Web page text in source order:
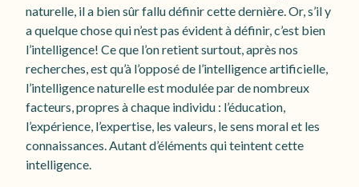
naturelle, il a bien sûr fallu définir cette dernière. Or, s’il y
a quelque chose qui n’est pas évident à définir, c’est bien
l’intelligence! Ce que l’on retient surtout, après nos
recherches, est qu’à l’opposé de l’intelligence artificielle,
l’intelligence naturelle est modulée par de nombreux
facteurs, propres à chaque individu : l’éducation,
l’expérience, l’expertise, les valeurs, le sens moral et les
connaissances. Autant d’éléments qui teintent cette
intelligence.